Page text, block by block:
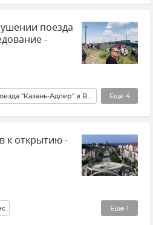
МЧС РФ (Министерство чрезвычайных ситуаций Российской Федерации)
Крым Новости Крыма
поезда
-
Еще 4
(РЖД) Поезд
к открытию -
Еще 1